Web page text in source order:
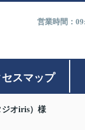
営業時間：
スマップ
ジオiris）様